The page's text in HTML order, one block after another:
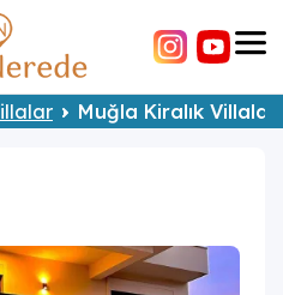
Muğla Kiralık Villalar